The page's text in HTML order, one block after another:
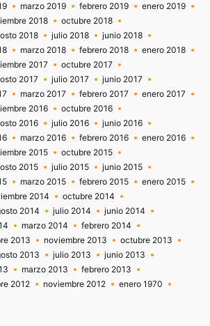
marzo 2019 febrero 2019
enero 2019
2018
octubre 2018
2018 julio 2018
junio 2018
marzo 2018 febrero 2018
enero 2018
2017
octubre 2017
2017 julio 2017
junio 2017
marzo 2017 febrero 2017
enero 2017
2016
octubre 2016
2016 julio 2016
junio 2016
marzo 2016 febrero 2016
enero 2016
2015
octubre 2015
2015 julio 2015
junio 2015
marzo 2015 febrero 2015
enero 2015
2014
octubre 2014
2014 julio 2014
junio 2014
marzo 2014
febrero 2014
2013 noviembre 2013
octubre 2013
2013 julio 2013
junio 2013
marzo 2013
febrero 2013
2012 noviembre 2012
enero 1970